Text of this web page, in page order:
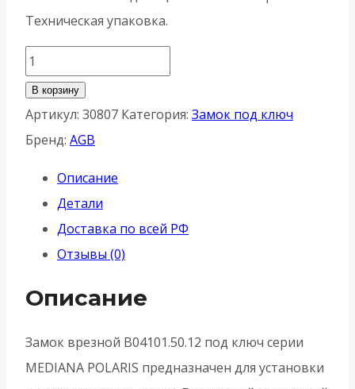
Техническая упаковка.
Количество
товара
Корпус
врезного
AGB
(АГБ)
B06101.50.12
под
ключ
уп.
без
В корзину
Артикул: 30807 Категория: Замок под ключ
Бренд: AGB
Описание
Детали
Доставка по всей РФ
Отзывы (0)
Описание
Замок врезной B04101.50.12 под ключ серии
MEDIANA POLARIS предназначен для установки